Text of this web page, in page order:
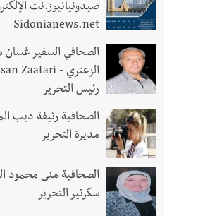
صيدونيانيوز.نت
Sidonianews.net
الصحافي السفير غسان
رئيس التحرير
الصحافية رئيفة ديب
مديرة التحرير
الصحافية منى محمود
سكرتير التحرير